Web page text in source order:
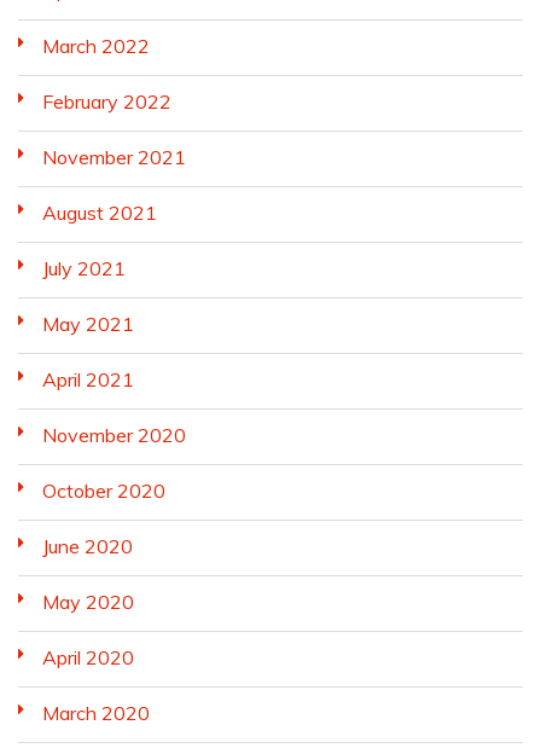
March 2022
February 2022
November 2021
August 2021
July 2021
May 2021
April 2021
November 2020
October 2020
June 2020
May 2020
April 2020
March 2020